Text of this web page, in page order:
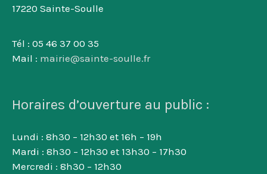
17220 Sainte-Soulle
Tél : 05 46 37 00 35
Mail : mairie@sainte-soulle.fr
Horaires d’ouverture au public :
Lundi : 8h30 – 12h30 et 16h – 19h
Mardi : 8h30 – 12h30 et 13h30 – 17h30
Mercredi : 8h30 – 12h30